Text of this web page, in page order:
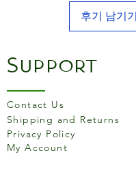
후기 남기기
Support
Contact Us
Shipping and Returns
Privacy Policy
My Account